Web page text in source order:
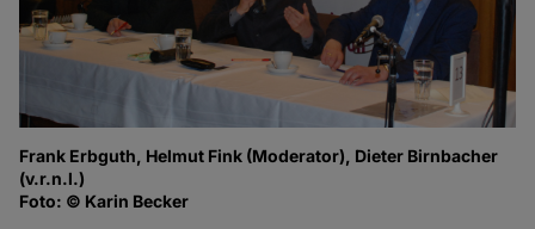
Frank Erbguth, Helmut Fink (Moderator), Dieter Birnbacher
(v.r.n.l.)
Foto: © Karin Becker